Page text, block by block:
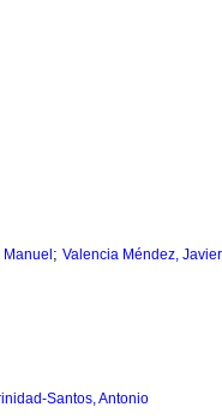
; Valencia Méndez,
Santos, Antonio